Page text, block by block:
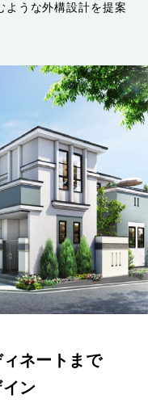
ような外構設計を提案
ネートまで
イン